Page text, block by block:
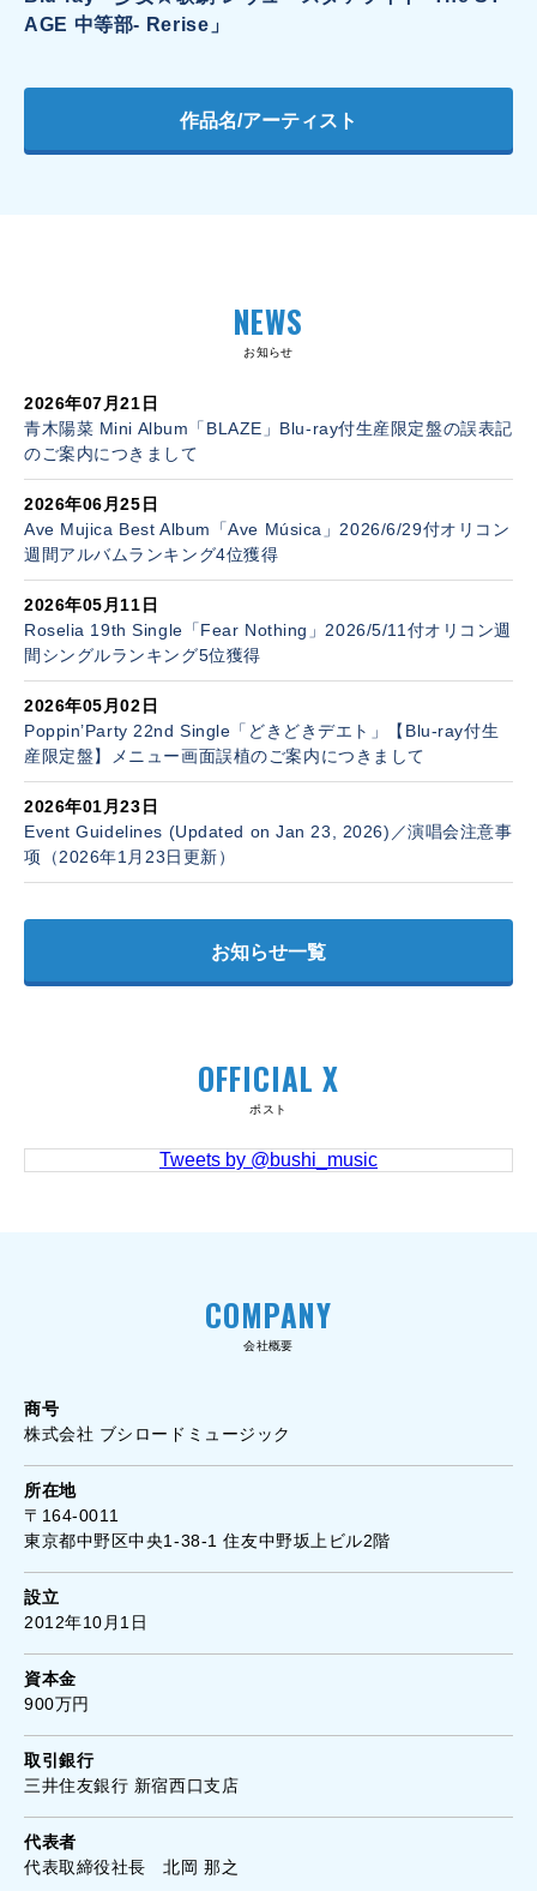
AGE 中等部- Rerise」
作品名/アーティスト
NEWS
お知らせ
2026年07月21日
青木陽菜 Mini Album「BLAZE」Blu-ray付生産限定盤の誤表記
のご案内につきまして
2026年06月25日
Ave Mujica Best Album「Ave Música」2026/6/29付オリコン
週間アルバムランキング4位獲得
2026年05月11日
Roselia 19th Single「Fear Nothing」2026/5/11付オリコン週
間シングルランキング5位獲得
2026年05月02日
Poppin’Party 22nd Single「どきどきデエト」【Blu-ray付生
産限定盤】メニュー画面誤植のご案内につきまして
2026年01月23日
Event Guidelines (Updated on Jan 23, 2026)／演唱会注意事
项（2026年1月23日更新）
お知らせ一覧
OFFICIAL X
ポスト
Tweets by @bushi_music
COMPANY
会社概要
商号
株式会社 ブシロードミュージック
所在地
〒164-0011
東京都中野区中央1-38-1 住友中野坂上ビル2階
設立
2012年10月1日
資本金
900万円
取引銀行
三井住友銀行 新宿西口支店
代表者
代表取締役社長 北岡 那之